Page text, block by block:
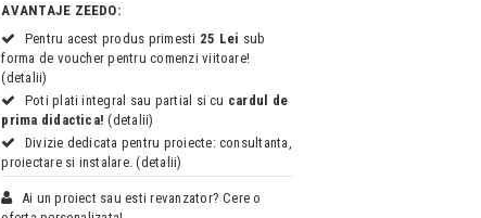
AVANTAJE ZEEDO:
Pentru acest produs primesti 25 Lei sub
forma de voucher pentru comenzi viitoare!
(detalii)
Poti plati integral sau partial si cu cardul de
prima didactica! (detalii)
Divizie dedicata pentru proiecte: consultanta,
proiectare si instalare. (detalii)
Ai un proiect sau esti revanzator? Cere o